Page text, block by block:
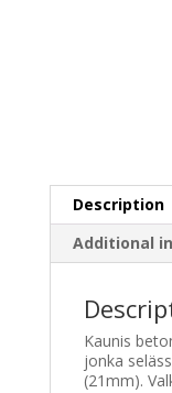
Description
Additional
Kaunis
jonka
(21mm).